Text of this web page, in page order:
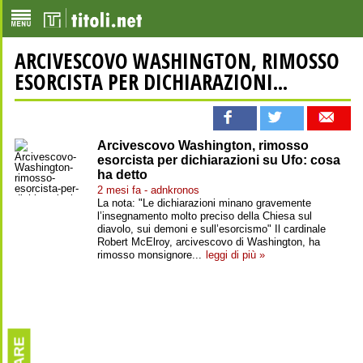
ARCIVESCOVO WASHINGTON, RIMOSSO
ESORCISTA PER DICHIARAZIONI...
Arcivescovo Washington, rimosso
esorcista per dichiarazioni su Ufo: cosa
ha detto
2 mesi fa - adnkronos
La nota: "Le dichiarazioni minano gravemente
l’insegnamento molto preciso della Chiesa sul
diavolo, sui demoni e sull’esorcismo" Il cardinale
Robert McElroy, arcivescovo di Washington, ha
rimosso monsignore... leggi di più »